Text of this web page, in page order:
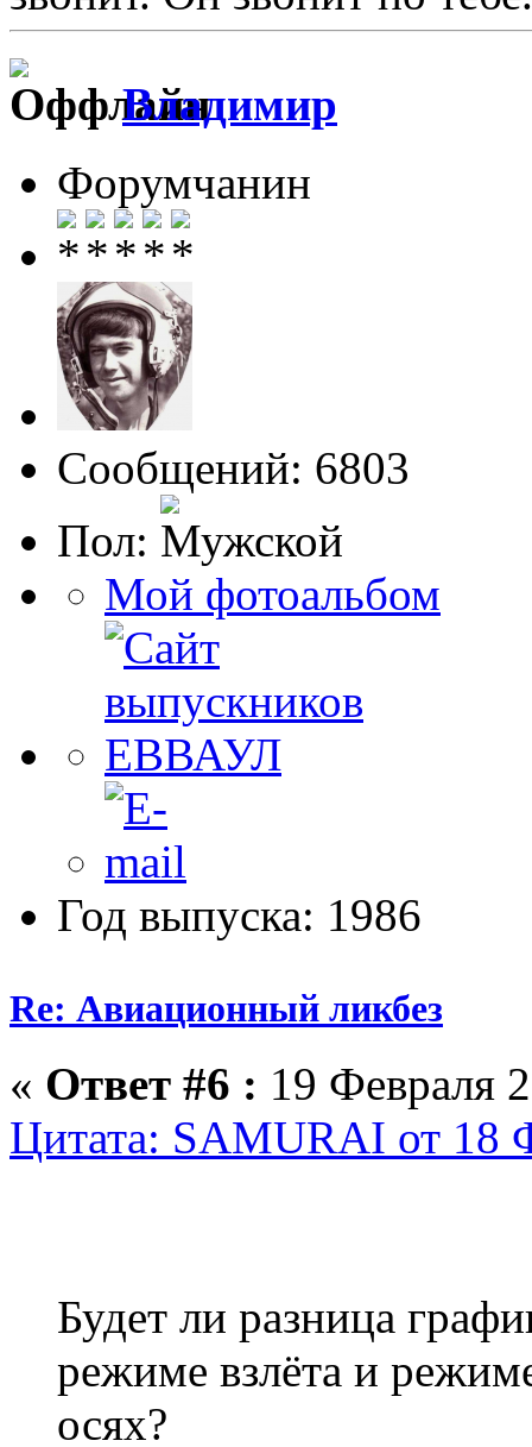
Влaдимир
Форумчанин
Сообщений: 6803
Пол:
Мой фотоальбом
Год выпуска: 1986
Re: Авиационный ликбез
« Ответ #6 : 19 Февраля
Цитата: SAMURAI от 18
Будет ли разница
режиме взлёта и
осях?